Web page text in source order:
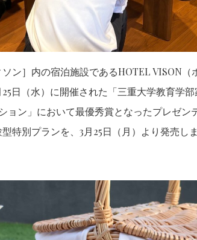
ン］内の宿泊施設であるHOTEL VISON
日（水）に開催された「三重大学教育学
ョン」において最優秀賞となったプレゼン
特別プランを、3月25日（月）より発売しま